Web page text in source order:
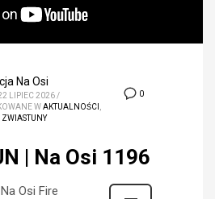
0
Na Osi
LIPIEC 2026 /
WAKTUALNOŚCI
ZWIASTUNY
| Na Osi 1196
Osi Fire